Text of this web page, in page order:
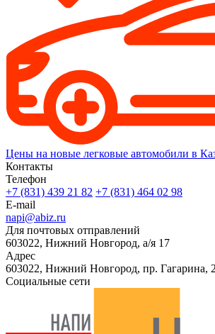
Цены на новые легковые автомобили в
Контакты
Телефон
+7 (831) 439 21 82 +7 (831) 464 02 98
E-mail
napi@abiz.ru
Для почтовых отправлений
603022, Нижний Новгород, а/я 17
Адрес
603022, Нижний Новгород, пр. Гагарина,
Социальные сети